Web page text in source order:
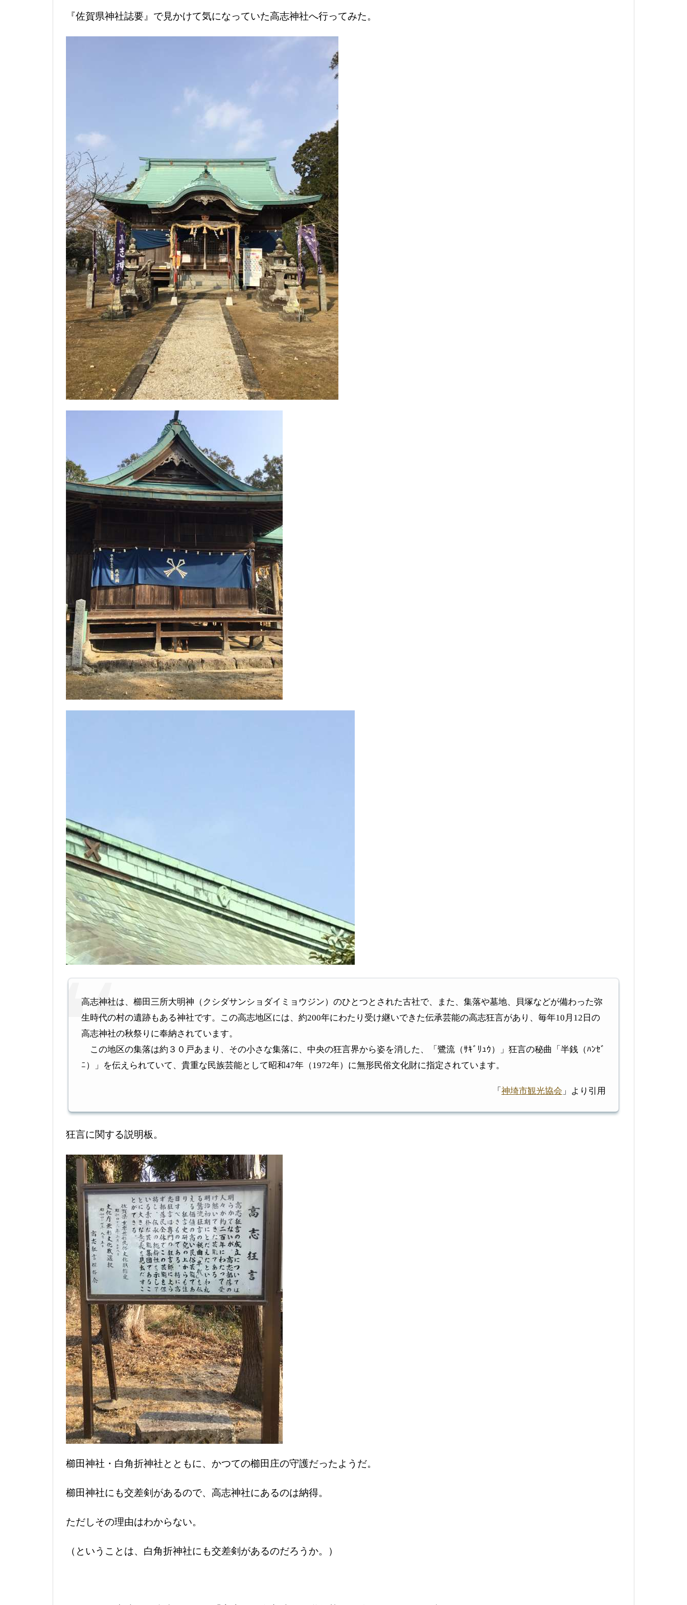
『佐賀県神社誌要』で見かけて気になっていた高志神社へ行ってみた。
高志神社は、櫛田三所大明神（クシダサンショダイミョウジン）のひとつとされた古社で、また、集落や墓地、貝塚などが備わった弥
生時代の村の遺跡もある神社です。この高志地区には、約200年にわたり受け継いできた伝承芸能の高志狂言があり、毎年10月12日の
高志神社の秋祭りに奉納されています。
この地区の集落は約３０戸あまり、その小さな集落に、中央の狂言界から姿を消した、「鷺流（ｻｷﾞﾘｭｳ）」狂言の秘曲「半銭（ﾊﾝｾﾞ
ﾆ）」を伝えられていて、貴重な民族芸能として昭和47年（1972年）に無形民俗文化財に指定されています。
「 神埼市観光協会 」より引用
狂言に関する説明板。
櫛田神社・白角折神社とともに、かつての櫛田庄の守護だったようだ。
櫛田神社にも交差剣があるので、高志神社にあるのは納得。
ただしその理由はわからない。
（ということは、白角折神社にも交差剣があるのだろうか。）